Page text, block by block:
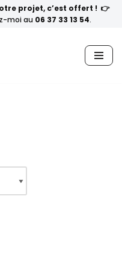
projet, c’est offert ! 👉
moi au 06 37 33 13 54.